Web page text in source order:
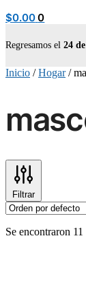
$0.00 0
Regresamos el 24
Inicio /Hogar/
Filtrar
Se encontraron